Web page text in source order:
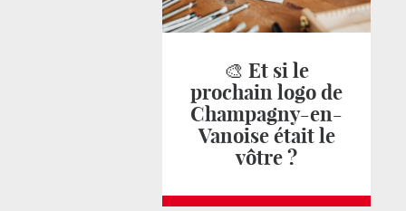
🎨 Et si le
prochain logo de
Champagny-en-
Vanoise était le
vôtre ?